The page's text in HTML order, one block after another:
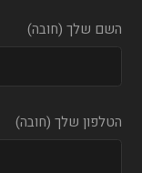
השם שלך (חובה)
הטלפון שלך (חובה)